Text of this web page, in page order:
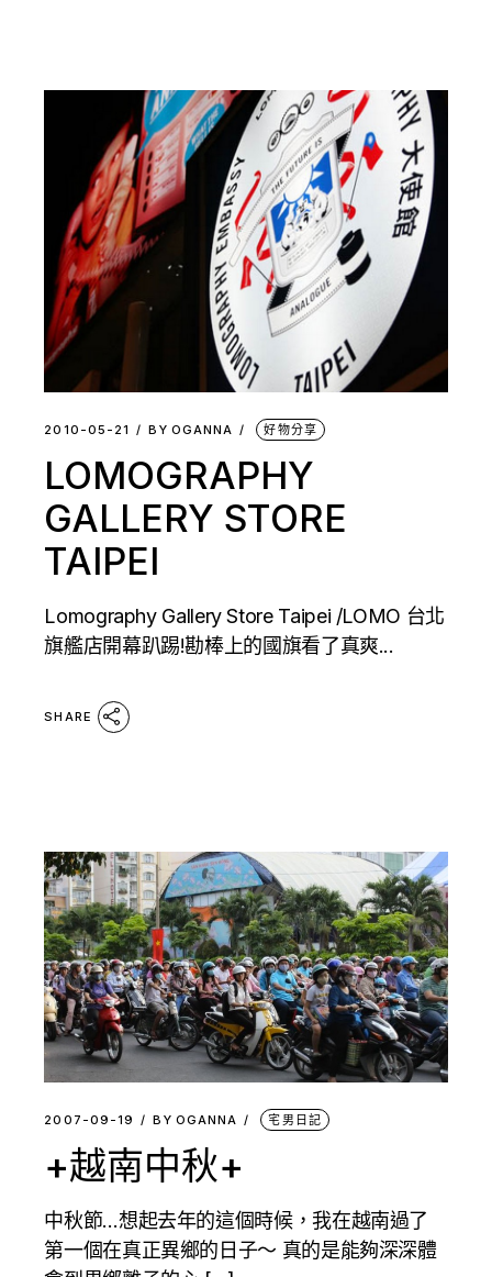
2010-05-21 BY OGANNA 好物分享
LOMOGRAPHY
GALLERY STORE
TAIPEI
Lomography Gallery Store Taipei /LOMO 台北
旗艦店開幕趴踢!勘棒上的國旗看了真爽...
SHARE
2007-09-19 BY OGANNA 宅男日記
+越南中秋+
中秋節…想起去年的這個時候，我在越南過了
第一個在真正異鄉的日子～ 真的是能夠深深體